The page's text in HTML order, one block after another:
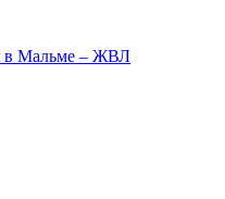
в Мальме – ЖВЛ